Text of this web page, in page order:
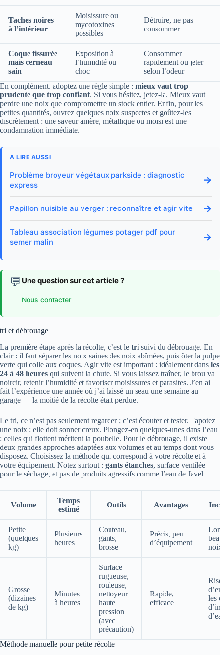
Taches noires
à l’intérieur
Moisissure ou
mycotoxines
possibles
Détruire, ne pas
consommer
Coque fissurée
mais cerneau
sain
Exposition à
l’humidité ou
choc
Consommer
rapidement ou jeter
selon l’odeur
En complément, adoptez une règle simple : mieux vaut trop
prudente que trop confiant. Si vous hésitez, jetez-la. Mieux vaut
perdre une noix que compromettre un stock entier. Enfin, pour les
petites quantités, ouvrez quelques noix suspectes et goûtez-les
discrètement : une saveur amère, métallique ou moisi est une
condamnation immédiate.
A LIRE AUSSI
Problème broyeur végétaux parkside : diagnostic
express
→
Papillon nuisible au verger : reconnaître et agir vite →
Tableau association légumes potager pdf pour
semer malin
→
💬 Une question sur cet article ?
Nous contacter
tri et débrouage
La première étape après la récolte, c’est le tri suivi du débrouage. En
clair : il faut séparer les noix saines des noix abîmées, puis ôter la pulpe
verte qui colle aux coques. Agir vite est important : idéalement dans les
24 à 48 heures qui suivent la chute. Si vous laissez traîner, le brou va
noircir, retenir l’humidité et favoriser moisissures et parasites. J’en ai
fait l’expérience une année où j’ai laissé un seau une semaine au
garage — la moitié de la récolte était perdue.
Le tri, ce n’est pas seulement regarder ; c’est écouter et tester. Tapotez
une noix : elle doit sonner creux. Plongez-en quelques-unes dans l’eau
: celles qui flottent méritent la poubelle. Pour le débrouage, il existe
deux grandes approches adaptées aux volumes et au temps dont vous
disposez. Choisissez la méthode qui correspond à votre récolte et à
votre équipement. Notez surtout : gants étanches, surface ventilée
pour le séchage, et pas de produits agressifs comme l’eau de Javel.
Volume
Temps
estimé
Outils Avantages
Petite
(quelques
kg)
Plusieurs
heures
Couteau,
gants,
brosse
Précis, peu
d’équipement
Grosse
(dizaines
de kg)
Minutes
à heures
Surface
rugueuse,
rouleuse,
nettoyeur
haute
pression
(avec
précaution)
Rapide,
efficace
les
Méthode manuelle pour petite récolte